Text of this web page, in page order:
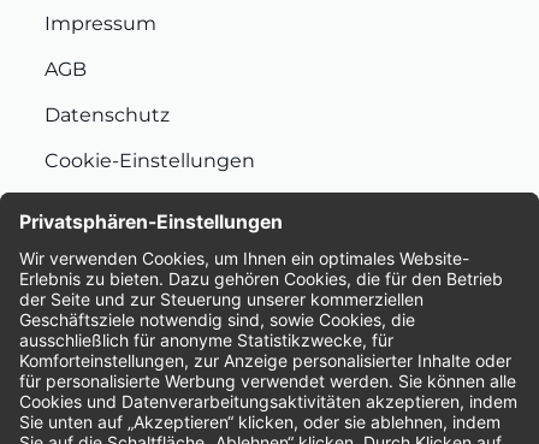
Impressum
AGB
Datenschutz
Cookie-Einstellungen
Bewertungen